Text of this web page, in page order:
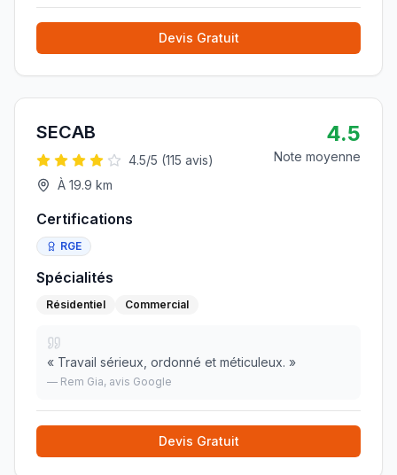
Devis Gratuit
SECAB
4.5/5 (115 avis)
À 19.9 km
4.5
Note moyenne
Certifications
RGE
Spécialités
Résidentiel Commercial
« Travail sérieux, ordonné et méticuleux. »
— Rem Gia, avis Google
Devis Gratuit